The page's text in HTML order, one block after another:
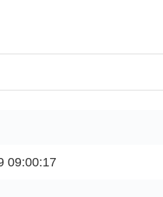
09:00:17